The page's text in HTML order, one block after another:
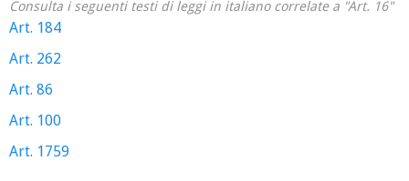
Consulta i seguenti testi di leggi in italiano correlate a "Art. 16"
Art. 184
Art. 262
Art. 86
Art. 100
Art. 1759